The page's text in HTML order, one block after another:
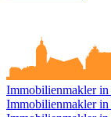
Immobilienmakler in
Immobilienmakler in